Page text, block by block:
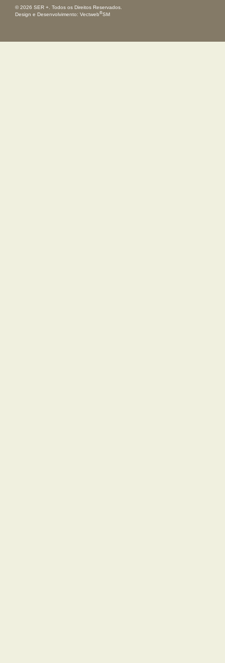
© 2026 SER +. Todos os Direitos Reservados.
Design e Desenvolvimento: Vectweb®SM